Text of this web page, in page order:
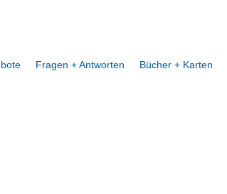
Fragen + Antworten Bücher + Karten